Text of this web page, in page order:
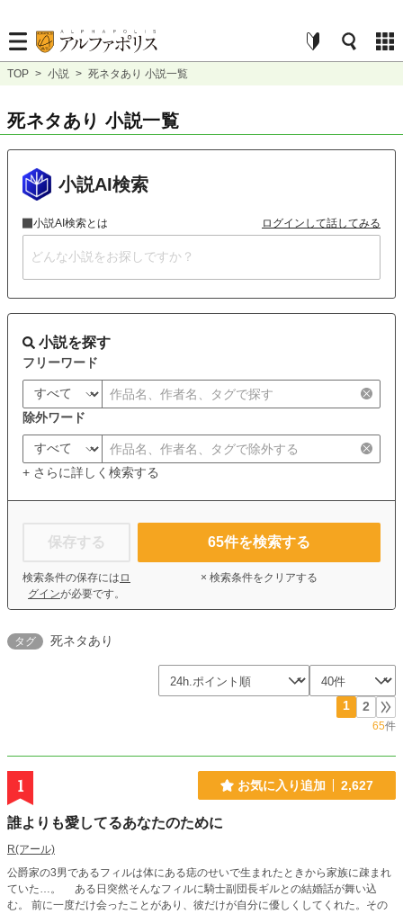
TOP > 小説 > 死ネタあり 小説一覧
死ネタあり 小説一覧
小説AI検索
小説AI検索とは ログインして話してみる
小説を探す
フリーワード
除外ワード
+ さらに詳しく検索する
保存する
検索条件の保存には ロ
グインが必要です。
65件を検索する
× 検索条件をクリアする
タグ 死ネタあり
1 2
65件
1 お気に入り追加 2,627
誰よりも愛してるあなたのために
R(アール)
公爵家の3男であるフィルは体にある痣のせいで生まれたときから家族に疎まれ
ていた…。 ある日突然そんなフィルに騎士副団長ギルとの結婚話が舞い込
む。 前に一度だけ会ったことがあり、彼だけが自分に優しくしてくれた。その